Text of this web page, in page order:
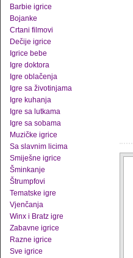
Barbie igrice
Bojanke
Crtani filmovi
Dečije igrice
Igrice bebe
Igre doktora
Igre oblačenja
Igre sa životinjama
Igre kuhanja
Igre sa lutkama
Igre sa sobama
Muzičke igrice
Sa slavnim licima
Smiješne igrice
Šminkanje
Štrumpfovi
Tematske igre
Vjenčanja
Winx i Bratz igre
Zabavne igrice
Razne igrice
Sve igrice